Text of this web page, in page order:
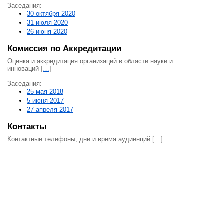
Заседания:
30 октября 2020
31 июля 2020
26 июня 2020
Комиссия по Аккредитации
Оценка и аккредитация организаций в области науки и
инноваций […]
Заседания:
25 мая 2018
5 июня 2017
27 апреля 2017
Контакты
Контактные телефоны, дни и время аудиенций […]